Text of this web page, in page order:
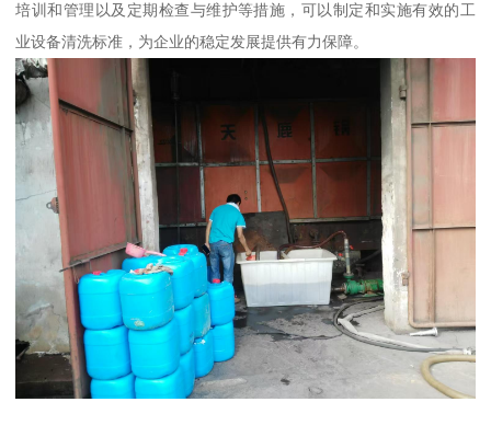
培训和管理以及定期检查与维护等措施，可以制定和实施有效的工
业设备清洗标准，为企业的稳定发展提供有力保障。